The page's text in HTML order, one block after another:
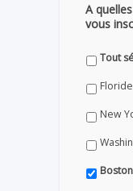
A
vous
Tout
Floride
New
Boston